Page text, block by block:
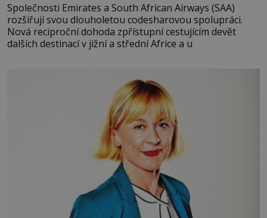
Společnosti Emirates a South African Airways (SAA)
rozšiřují svou dlouholetou codesharovou spolupráci.
Nová reciproční dohoda zpřístupní cestujícím devět
dalších destinací v jižní a střední Africe a u